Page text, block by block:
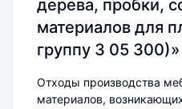
дерева, пробки,
материалов для
группу 3 05 300)»
Отходы производства
материалов,